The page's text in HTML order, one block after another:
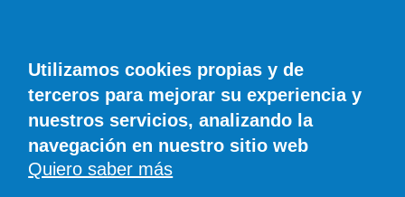
© SIROCO INFORMACIÓN SL | Tel. 828 081 655 | Móvil y WhatsApp 606 845
886 |info@diariodelanzarote.com
Utilizamos cookies propias y de
terceros para mejorar su experiencia y
nuestros servicios, analizando la
navegación en nuestro sitio web
Quiero saber más